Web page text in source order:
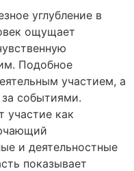
углубление в
ощущает
Подобное
участием, а
событиями.
участие как
и деятельностные
показывает